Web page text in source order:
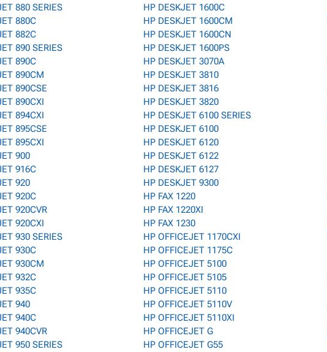
880 SERIES
880C
882C
890 SERIES
890C
890CM
890CSE
890CXI
894CXI
895CSE
895CXI
900
916C
920
920C
920CVR
920CXI
930 SERIES
930C
930CM
932C
935C
940
940C
940CVR
950 SERIES
HP DESKJET 1600C
HP DESKJET 1600CM
HP DESKJET 1600CN
HP DESKJET 1600PS
HP DESKJET 3070A
HP DESKJET 3810
HP DESKJET 3816
HP DESKJET 3820
HP DESKJET 6100 SERIES
HP DESKJET 6100
HP DESKJET 6120
HP DESKJET 6122
HP DESKJET 6127
HP DESKJET 9300
HP FAX 1220
HP FAX 1220XI
HP FAX 1230
HP OFFICEJET 1170CXI
HP OFFICEJET 1175C
HP OFFICEJET 5100
HP OFFICEJET 5105
HP OFFICEJET 5110
HP OFFICEJET 5110V
HP OFFICEJET 5110XI
HP OFFICEJET G
HP OFFICEJET G55